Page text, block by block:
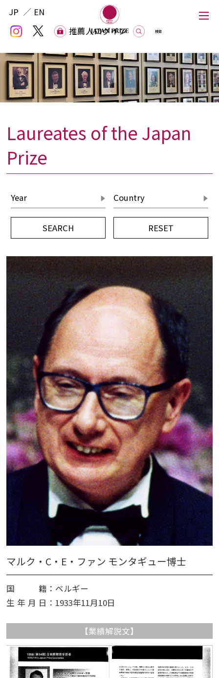
JP
EN
推薦人ログイン
推薦人ログイン
Japan Prize
Laureates
ビデオ
イベント
Laureates of the Japan
Prize
マルク・C・E・ファン モンタギュー博士
国籍 ：ベルギー
生年月日 ：1933年11月10日
【業績解説文】